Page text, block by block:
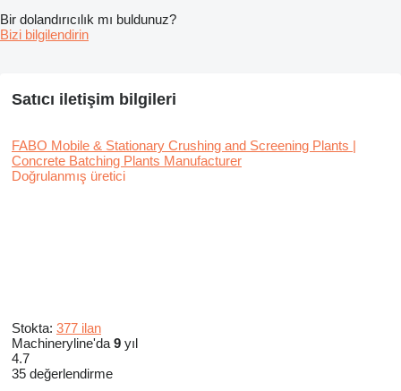
Bir dolandırıcılık mı buldunuz?
Bizi bilgilendirin
Satıcı iletişim bilgileri
FABO Mobile & Stationary Crushing and Screening Plants |
Concrete Batching Plants Manufacturer
Doğrulanmış üretici
Stokta: 377 ilan
Machineryline'da 9 yıl
4.7
35 değerlendirme